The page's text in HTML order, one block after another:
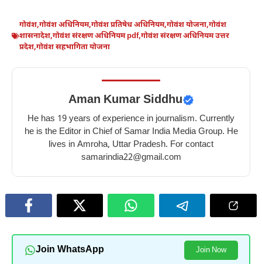
गोवंश,गोवंश अधिनियम,गोवंश प्रतिषेध अधिनियम,गोवंश योजना,गोवंश
शासनादेश,गोवंश संरक्षण अधिनियम pdf,गोवंश संरक्षण अधिनियम उत्तर
प्रदेश,गोवंश सहभागिता योजना
Aman Kumar Siddhu
He has 19 years of experience in journalism. Currently
he is the Editor in Chief of Samar India Media Group. He
lives in Amroha, Uttar Pradesh. For contact
samarindia22@gmail.com
Join WhatsApp Join Now